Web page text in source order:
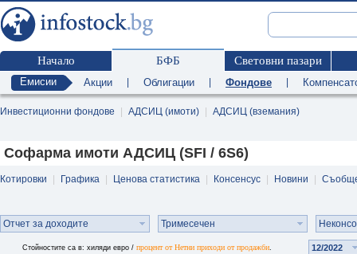
Начало БФБ Световни пазари
Емисии Акции Облигации Фондове
Инвестиционни фондове АДСИЦ (имоти) АДСИЦ (вземания)
Софарма имоти АДСИЦ (SFI / 6S6)
Котировки Графика Ценова статистика Консенсус Новини
Отчет за доходите Тримесечен
Стойностите са в: хиляди евро / процент от Нетни приходи от продажби. 12/2022